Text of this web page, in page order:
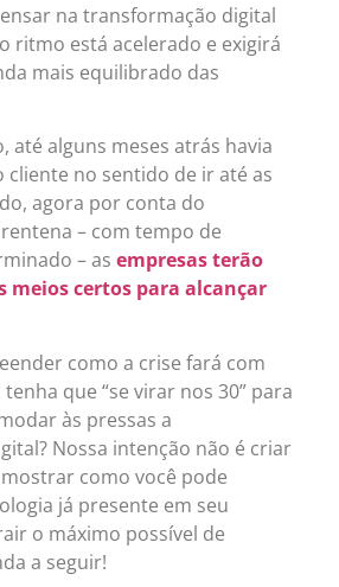
na transformação digital
ritmo está acelerado e exigirá
mais equilibrado das
até alguns meses atrás havia
no sentido de ir até as
agora por conta do
– com tempo de
– as empresas terão
meios certos para alcançar
como a crise fará com
que “se virar nos 30” para
às pressas a
Nossa intenção não é criar
como você pode
já presente em seu
o máximo possível de
a seguir!